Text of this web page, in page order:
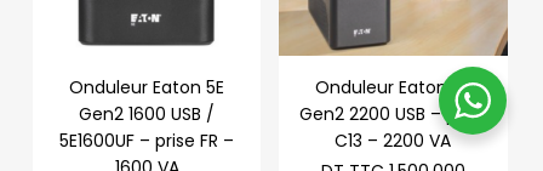
Onduleur Eaton 5E
Gen2 1600 USB /
5E1600UF – prise FR –
Onduleur Eaton 5E
Gen2 2200 USB – prise
C13 – 2200 VA